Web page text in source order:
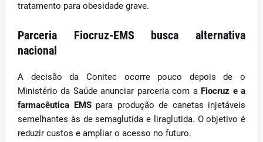
tratamento para obesidade grave.
Parceria Fiocruz-EMS busca alternativa
nacional
A decisão da Conitec ocorre pouco depois de o
Ministério da Saúde anunciar parceria com a Fiocruz e a
farmacêutica EMSpara produção de canetas injetáveis
semelhantes às de semaglutida e liraglutida. O objetivo é
reduzir custos e ampliar o acesso no futuro.